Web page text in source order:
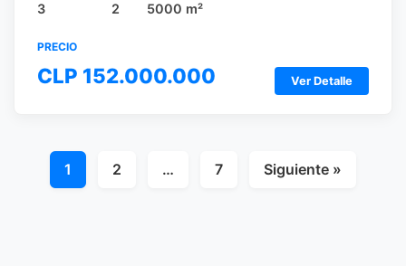
3 2 5000 m²
PRECIO
CLP 152.000.000 Ver Detalle
Paginación
1 2 … 7 Siguiente »